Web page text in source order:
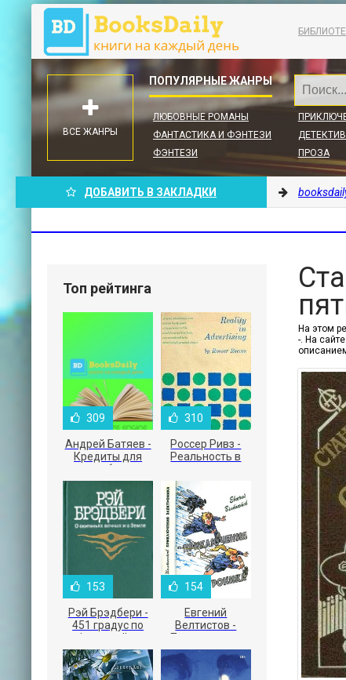
ЛЮБОВНЫЕ РОМАНЫ
ФАНТАСТИКА И ФЭНТЕЗИ
ФЭНТЕЗИ
ПРОЗА
ВСЕ ЖАНРЫ
ДОБАВИТЬ В ЗАКЛАДКИ
На этом
-. На
Топ рейтинга
309
Андрей Батяев -
Кредиты для
малого бизнеса
310
Россер Ривз -
Реальность в
153
Рэй Брэдбери -
451 градус по
Фаренгейту
154
Евгений
Велтистов -
Приключения
Электроника